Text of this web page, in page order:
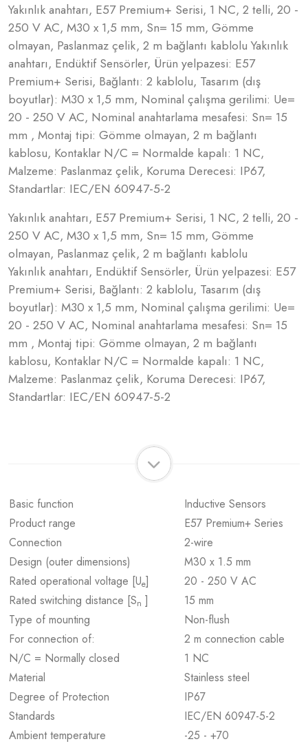
Yakınlık anahtarı, E57 Premium+ Serisi, 1 NC, 2 telli, 20 -
250 V AC, M30 x 1,5 mm, Sn= 15 mm, Gömme
olmayan, Paslanmaz çelik, 2 m bağlantı kablolu Yakınlık
anahtarı, Endüktif Sensörler, Ürün yelpazesi: E57
Premium+ Serisi, Bağlantı: 2 kablolu, Tasarım (dış
boyutlar): M30 x 1,5 mm, Nominal çalışma gerilimi: Ue=
20 - 250 V AC, Nominal anahtarlama mesafesi: Sn= 15
mm , Montaj tipi: Gömme olmayan, 2 m bağlantı
kablosu, Kontaklar N/C = Normalde kapalı: 1 NC,
Malzeme: Paslanmaz çelik, Koruma Derecesi: IP67,
Standartlar: IEC/EN 60947-5-2
Yakınlık anahtarı, E57 Premium+ Serisi, 1 NC, 2 telli, 20 -
250 V AC, M30 x 1,5 mm, Sn= 15 mm, Gömme
olmayan, Paslanmaz çelik, 2 m bağlantı kablolu
Yakınlık anahtarı, Endüktif Sensörler, Ürün yelpazesi: E57
Premium+ Serisi, Bağlantı: 2 kablolu, Tasarım (dış
boyutlar): M30 x 1,5 mm, Nominal çalışma gerilimi: Ue=
20 - 250 V AC, Nominal anahtarlama mesafesi: Sn= 15
mm , Montaj tipi: Gömme olmayan, 2 m bağlantı
kablosu, Kontaklar N/C = Normalde kapalı: 1 NC,
Malzeme: Paslanmaz çelik, Koruma Derecesi: IP67,
Standartlar: IEC/EN 60947-5-2
Basic function
Inductive Sensors
Product range
E57 Premium+ Series
Connection
2-wire
Design (outer dimensions)
M30 x 1.5 mm
Rated operational voltage [Ue]
20 - 250 V AC
Rated switching distance [Sn ]
15 mm
Type of mounting
Non-flush
For connection of:
2 m connection cable
N/C = Normally closed
1 NC
Material
Stainless steel
Degree of Protection
IP67
Standards
IEC/EN 60947-5-2
Ambient temperature
-25 - +70